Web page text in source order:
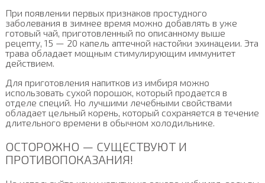
При появлении первых признаков простудного
заболевания в зимнее время можно добавлять в уже
готовый чай, приготовленный по описанному выше
рецепту, 15 — 20 капель аптечной настойки эхинацеии. Эта
трава обладает мощным стимулирующим иммунитет
действием.
Для приготовления напитков из имбиря можно
использовать сухой порошок, который продается в
отделе специй. Но лучшими лечебными свойствами
обладает цельный корень, который сохраняется в течение
длительного времени в обычном холодильнике.
ОСТОРОЖНО — СУЩЕСТВУЮТ И
ПРОТИВОПОКАЗАНИЯ!